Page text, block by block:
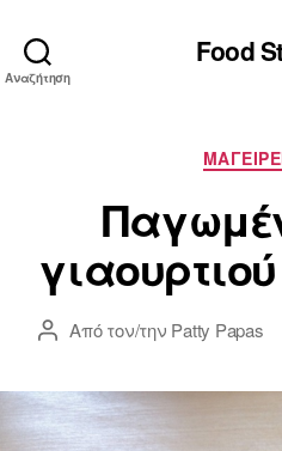
Αναζήτηση
Food
Συντάκτης
Από τον/την Patty Papas